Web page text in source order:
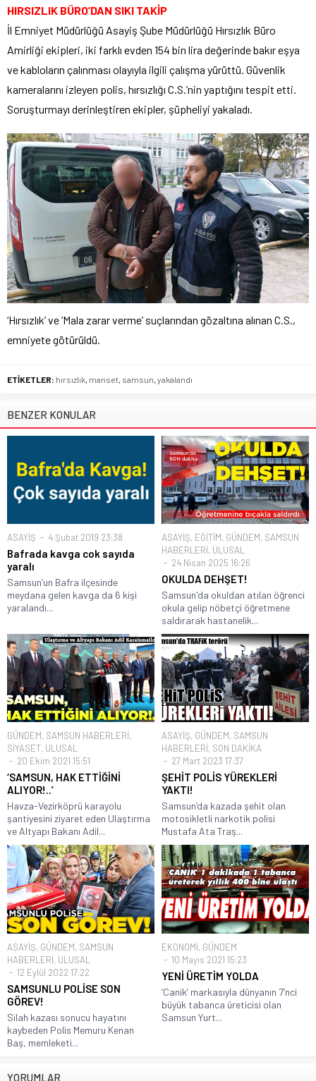
HIRSIZLIK BÜRO’DAN SIKI TAKİP
İl Emniyet Müdürlüğü Asayiş Şube Müdürlüğü Hırsızlık Büro
Amirliği ekipleri, iki farklı evden 154 bin lira değerinde bakır eşya
ve kabloların çalınması olayıyla ilgili çalışma yürüttü. Güvenlik
kameralarını izleyen polis, hırsızlığı C.S.’nin yaptığını tespit etti.
Soruşturmayı derinleştiren ekipler, şüpheliyi yakaladı.
‘Hırsızlık’ ve ‘Mala zarar verme’ suçlarından gözaltına alınan C.S.,
emniyete götürüldü.
ETİKETLER: hırsızlık manset samsun yakalandı
BENZER KONULAR
ASAYİŞ 4 Şubat 2019 23:38
Bafrada kavga cok sayıda
yaralı
Samsun’un Bafra ilçesinde
meydana gelen kavga da 6 kişi
yaralandı...
ASAYİŞ, EĞİTİM, GÜNDEM, SAMSUN
HABERLERİ, ULUSAL
24 Nisan 2025 16:26
OKULDA DEHŞET!
Samsun'da okuldan atılan öğrenci
okula gelip nöbetçi öğretmene
saldırarak hastanelik...
GÜNDEM, SAMSUN HABERLERİ,
SİYASET, ULUSAL
20 Ekim 2021 15:51
‘SAMSUN, HAK ETTİĞİNİ
ALIYOR!..’
Havza-Vezirköprü karayolu
şantiyesini ziyaret eden Ulaştırma
ve Altyapı Bakanı Adil...
ASAYİŞ, GÜNDEM, SAMSUN
HABERLERİ, SON DAKİKA
27 Mart 2023 17:37
ŞEHİT POLİS YÜREKLERİ
YAKTI!
Samsun’da kazada şehit olan
motosikletli narkotik polisi
Mustafa Ata Traş...
ASAYİŞ, GÜNDEM, SAMSUN
HABERLERİ, ULUSAL
12 Eylül 2022 17:22
SAMSUNLU POLİSE SON
GÖREV!
Silah kazası sonucu hayatını
kaybeden Polis Memuru Kenan
Baş, memleketi...
EKONOMİ, GÜNDEM
10 Mayıs 2021 15:23
YENİ ÜRETİM YOLDA
‘Canik’ markasıyla dünyanın 7’nci
büyük tabanca üreticisi olan
Samsun Yurt...
YORUMLAR